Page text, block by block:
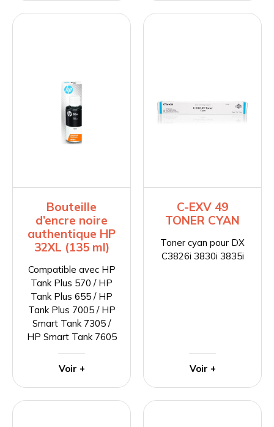
Bouteille
d’encre noire
authentique HP
32XL (135 ml)
Compatible avec HP
Tank Plus 570 / HP
Tank Plus 655 / HP
Tank Plus 7005 / HP
Smart Tank 7305 /
HP Smart Tank 7605
Voir +
C-EXV 49
TONER CYAN
Toner cyan pour DX
C3826i 3830i 3835i
Voir +